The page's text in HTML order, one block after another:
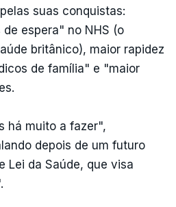
suas conquistas:
espera" no NHS (o
britânico), maior rapidez
de família" e "maior
há muito a fazer",
depois de um futuro
Lei da Saúde, que visa